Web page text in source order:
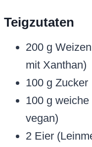
Teigzutaten
200 g
mit Xanthan)
100 g Zucker
100 g
vegan)
2 Eier